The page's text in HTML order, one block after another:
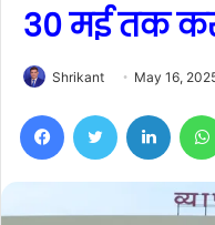
30 मई तक
Shrikant May 16,